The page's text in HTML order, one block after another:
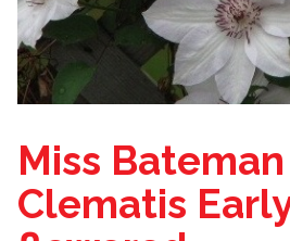
Miss
Clematis